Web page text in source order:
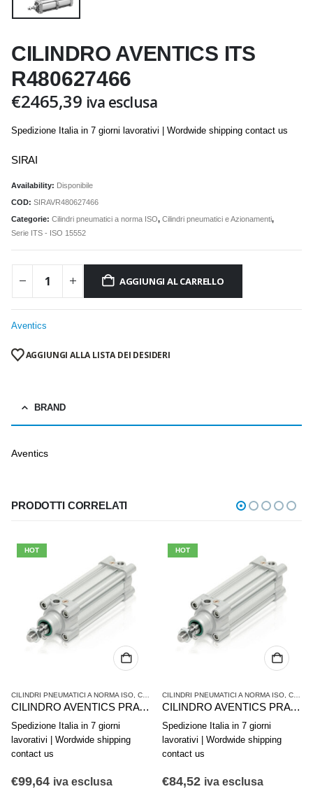
CILINDRO AVENTICS ITS
R480627466
€2465,39 iva esclusa
Spedizione Italia in 7 giorni lavorativi | Wordwide shipping contact us
SIRAI
Availability: Disponibile
COD: SIRAVR480627466
Categorie: Cilindri pneumatici a norma ISO, Cilindri pneumatici e Azionamenti,
Serie ITS - ISO 15552
AGGIUNGI AL CARRELLO
Aventics
AGGIUNGI ALLA LISTA DEI DESIDERI
BRAND
Aventics
PRODOTTI CORRELATI
- ISO 15552 ,SERIE PRA - ISO 15552
HOT
CILINDRI PNEUMATICI A NORMA ISO CILINDRI PNEUMATICI E AZIONAMENTI ,SERIE
CILINDRO AVENTICS PRA 0822120011
Spedizione Italia in 7 giorni
lavorativi | Wordwide shipping
contact us
€99,64 iva esclusa
HOT
CILINDRI PNEUMATICI A NORMA ISO CILINDRI PNEUMATICI E AZIONAMENTI
CILINDRO AVENTICS PRA 0822120005
Spedizione Italia in 7 giorni
lavorativi | Wordwide shipping
contact us
€84,52 iva esclusa